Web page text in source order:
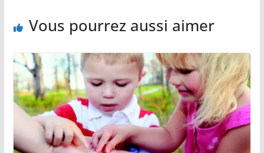
Vous pourrez aussi aimer